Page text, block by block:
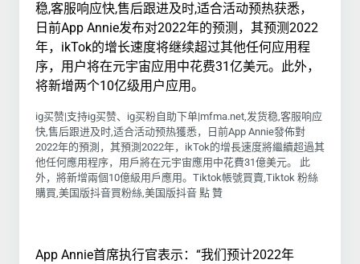
稳,客服响应快,售后跟进及时,适合活动预热获悉，
日前App Annie发布对2022年的预测，其预测2022
年，ikTok的增长速度将继续超过其他任何应用程
序，用户将在元宇宙应用中花费31亿美元。此外，
将新增两个10亿级用户应用。
ig买赞|支持ig买赞、ig买粉自助下单|mfma.net,发货稳,客服响应
快,售后跟进及时,适合活动预热獲悉，日前App Annie發佈對
2022年的預測，其預測2022年，ikTok的增長速度將繼續超過其
他任何應用程序，用戶將在元宇宙應用中花費31億美元。 此
外，將新增兩個10億級用戶應用。Tiktok帳號買賣,Tiktok 粉絲
購買,美国版抖音買粉絲,美国版抖音 點 贊
App Annie首席执行官表示：“我们预计2022年